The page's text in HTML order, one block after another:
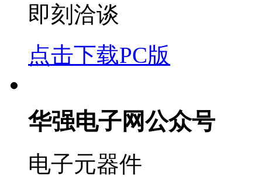
即刻洽谈
点击下载PC版
华强电子网公众号
电子元器件